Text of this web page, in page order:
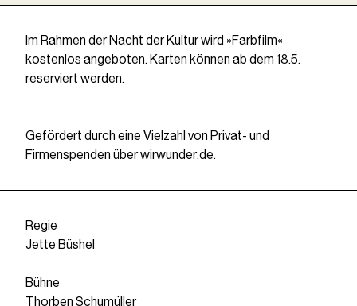
Im Rahmen der Nacht der Kultur wird »Farbfilm«
kostenlos angeboten. Karten können ab dem 18.5.
reserviert werden.
Gefördert durch eine Vielzahl von Privat- und
Firmenspenden über wirwunder.de.
Regie
Jette Büshel
Bühne
Thorben Schumüller